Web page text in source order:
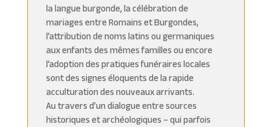
la langue burgonde, la célébration de
mariages entre Romains et Burgondes,
l’attribution de noms latins ou germaniques
aux enfants des mêmes familles ou encore
l’adoption des pratiques funéraires locales
sont des signes éloquents de la rapide
acculturation des nouveaux arrivants.
Au travers d’un dialogue entre sources
historiques et archéologiques – qui parfois